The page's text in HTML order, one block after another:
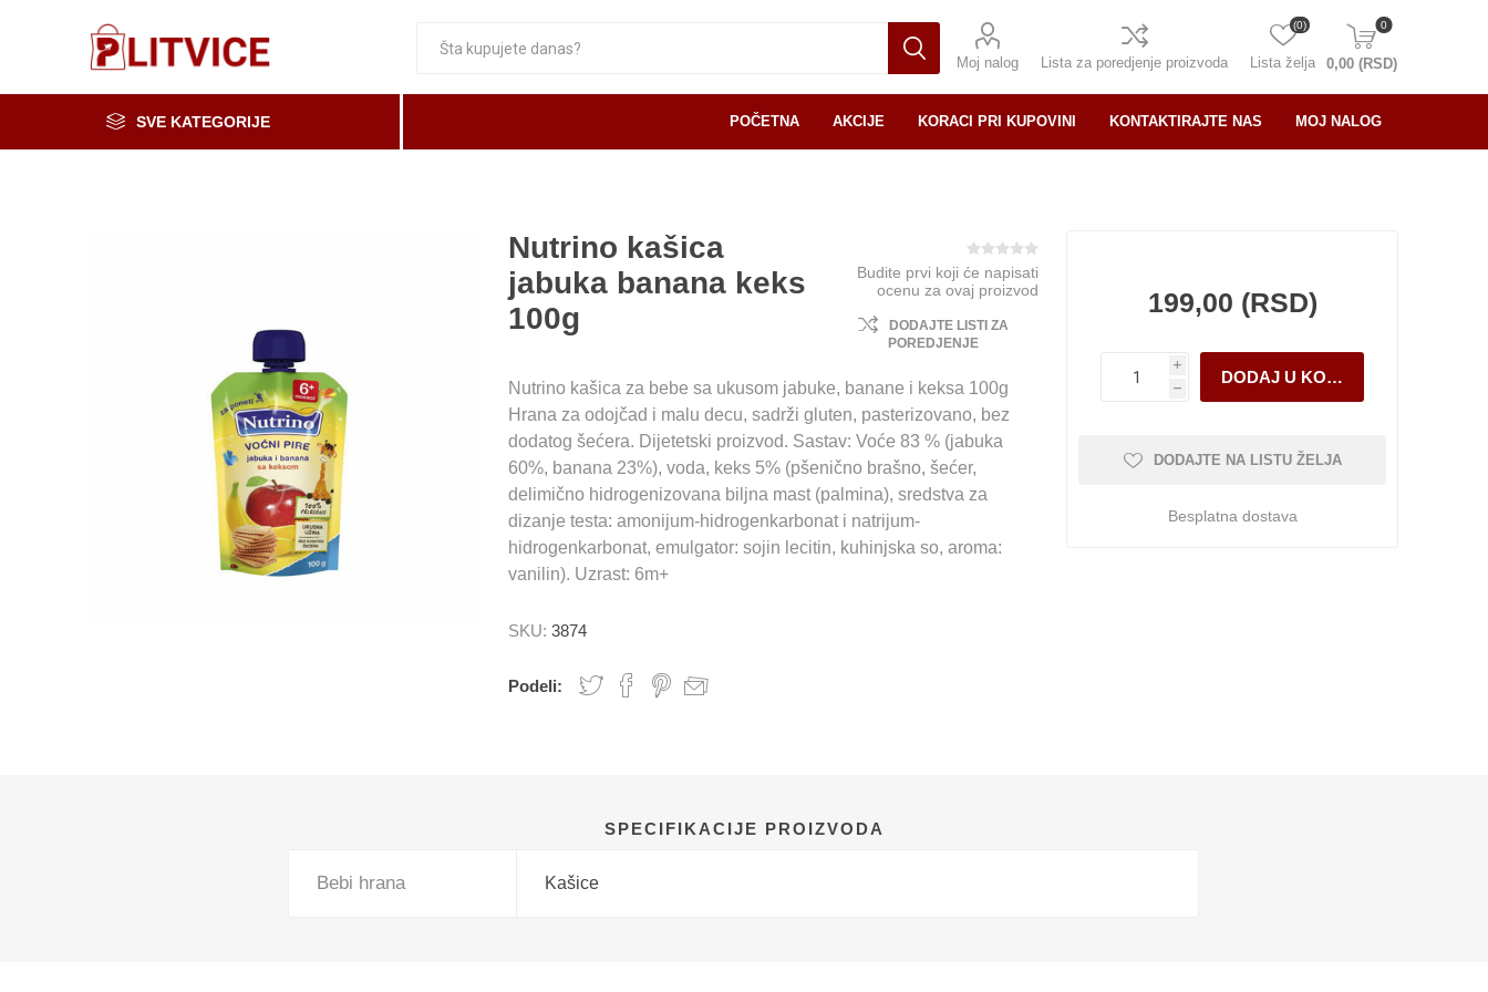
Moj nalog Lista za poredjenje proizvoda Lista želja
(0) 0
0,00 (RSD)
SVE KATEGORIJE
Mleko, mlečni proizvodi i jaja
Prerada od voća i povrća i med
Osnovne namirnice
Organska i zdrava hrana
Pekara, torte i gotova jela
Smrznuti proizvodi
POČETNA AKCIJE KORACI PRI KUPOVINI KONTAKTIRAJTE NAS MOJ NALOG
Nutrino kašica
jabuka banana keks
100g
Budite prvi koji će napisati
ocenu za ovaj proizvod
DODAJTE LISTI ZA
POREDJENJE
Nutrino kašica za bebe sa ukusom jabuke, banane i keksa 100g
Hrana za odojčad i malu decu, sadrži gluten, pasterizovano, bez
dodatog šećera. Dijetetski proizvod. Sastav: Voće 83 % (jabuka
60%, banana 23%), voda, keks 5% (pšenično brašno, šećer,
delimično hidrogenizovana biljna mast (palmina), sredstva za
dizanje testa: amonijum-hidrogenkarbonat i natrijum-
hidrogenkarbonat, emulgator: sojin lecitin, kuhinjska so, aroma:
vanilin). Uzrast: 6m+
SKU: 3874
Podeli:
199,00 (RSD)
i
h
DODAJTE NA LISTU ŽELJA
Besplatna dostava
SPECIFIKACIJE PROIZVODA
Bebi hrana Kašice